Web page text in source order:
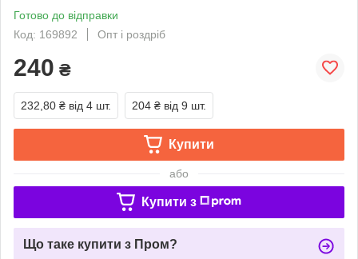
Готово до відправки
Код: 169892
Опт і роздріб
240 ₴
232,80 ₴ від 4 шт. 204 ₴ від 9 шт.
Купити
або
Купити з
Що таке купити з Пром?